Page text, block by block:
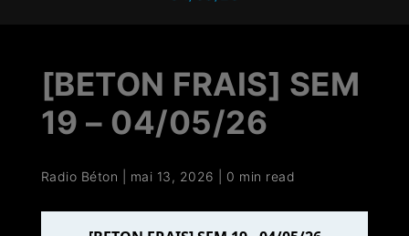
[BETON FRAIS] SEM
19 – 04/05/26
Radio Béton mai 13, 2026 0 min read